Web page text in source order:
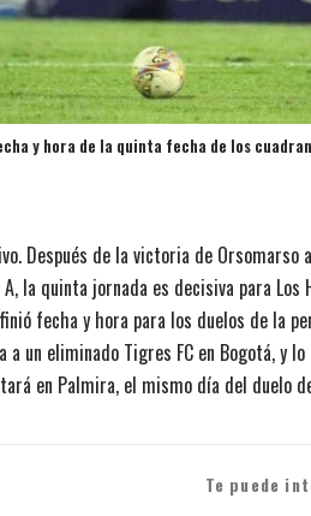
y hora de la quinta fecha de los
Después de la victoria de
la quinta jornada es decisiva para
fecha y hora para los duelos de la
a un eliminado Tigres FC en Bogotá, y
en Palmira, el mismo día del duelo
Te puede